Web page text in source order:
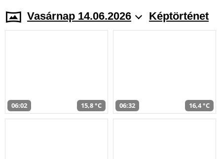
Vasárnap 14.06.2026 Képtörténet
06:02 15,8 °C 06:32 16,4 °C